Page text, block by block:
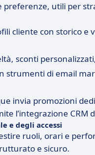
preferenze, utili per
cliente con storico e
sconti
strumenti di email
invia promozioni
l’integrazione CRM
e degli accessi
ruoli, orari e
e sicuro.